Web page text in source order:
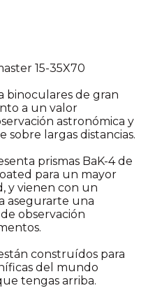
15-35X70
binoculares de gran
a un valor
astronómica y
sobre largas distancias.
prismas BaK-4 de
para un mayor
y vienen con un
asegurarte una
observación
construídos para
del mundo
tengas arriba.